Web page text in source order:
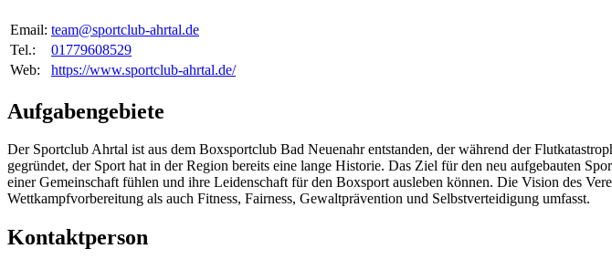
Email: team@sportclub-ahrtal.de
Tel.:
01779608529
Web:
https://www.sportclub-ahrtal.de/
Aufgabengebiete
Der Sportclub Ahrtal ist aus dem Boxsportclub Bad Neuenahr entstanden, der während der
gegründet, der Sport hat in der Region bereits eine lange Historie. Das Ziel für den neu aufgebauten
einer Gemeinschaft fühlen und ihre Leidenschaft für den Boxsport ausleben können. Die Vision des
Wettkampfvorbereitung als auch Fitness, Fairness, Gewaltprävention und Selbstverteidigung umfasst.
Kontaktperson